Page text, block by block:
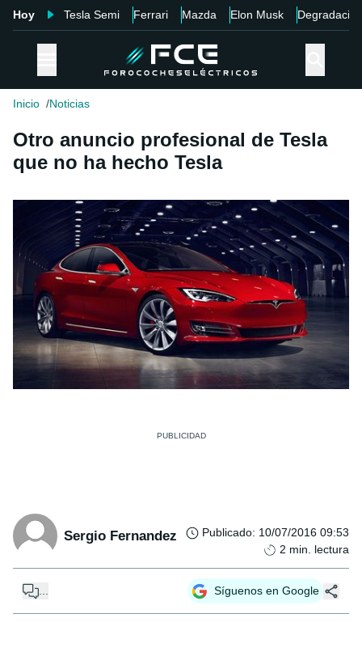
Hoy Tesla Semi Ferrari Mazda Elon Musk Degradación
Inicio Noticias
Otro anuncio profesional de Tesla
que no ha hecho Tesla
Sergio Fernandez Publicado: 10/07/2016 09:53
2 min. lectura
... Síguenos en Google